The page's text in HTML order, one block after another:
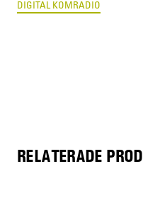
DIGITAL KOMRADIO
RELATERADE